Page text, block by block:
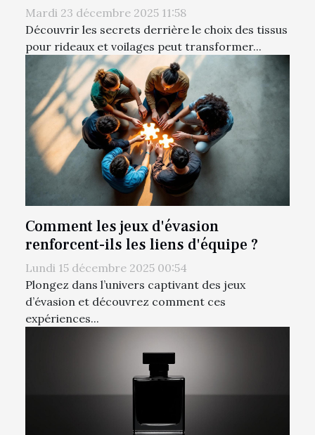
Mardi 23 décembre 2025 11:58
Découvrir les secrets derrière le choix des tissus
pour rideaux et voilages peut transformer...
Comment les jeux d'évasion
renforcent-ils les liens d'équipe ?
Lundi 15 décembre 2025 00:54
Plongez dans l’univers captivant des jeux
d’évasion et découvrez comment ces
expériences...